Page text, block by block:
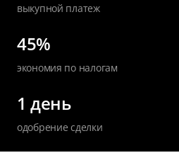
выкупной платеж
45%
экономия по налогам
1 день
одобрение сделки